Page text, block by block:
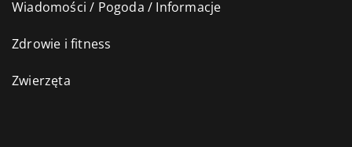
Wiadomości / Pogoda / Informacje
Zdrowie i fitness
Zwierzęta